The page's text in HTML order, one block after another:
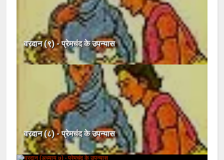
वरदान (९) - प्रेमचंद के उपन्यास
वरदान (८) - प्रेमचंद के उपन्यास